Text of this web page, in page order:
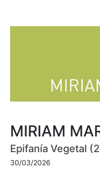
MIRIAM
Epifanía Vegetal
30/03/2026